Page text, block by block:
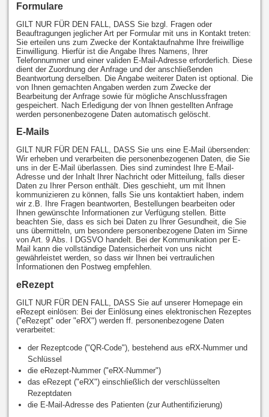
Formulare
GILT NUR FÜR DEN FALL, DASS Sie bzgl. Fragen oder
Beauftragungen jeglicher Art per Formular mit uns in Kontakt treten:
Sie erteilen uns zum Zwecke der Kontaktaufnahme Ihre freiwillige
Einwilligung. Hierfür ist die Angabe Ihres Namens, Ihrer
Telefonnummer und einer validen E-Mail-Adresse erforderlich. Diese
dient der Zuordnung der Anfrage und der anschließenden
Beantwortung derselben. Die Angabe weiterer Daten ist optional. Die
von Ihnen gemachten Angaben werden zum Zwecke der
Bearbeitung der Anfrage sowie für mögliche Anschlussfragen
gespeichert. Nach Erledigung der von Ihnen gestellten Anfrage
werden personenbezogene Daten automatisch gelöscht.
E-Mails
GILT NUR FÜR DEN FALL, DASS Sie uns eine E-Mail übersenden:
Wir erheben und verarbeiten die personenbezogenen Daten, die Sie
uns in der E-Mail überlassen. Dies sind zumindest Ihre E-Mail-
Adresse und der Inhalt Ihrer Nachricht oder Mitteilung, falls dieser
Daten zu Ihrer Person enthält. Dies geschieht, um mit Ihnen
kommunizieren zu können, falls Sie uns kontaktiert haben, indem
wir z.B. Ihre Fragen beantworten, Bestellungen bearbeiten oder
Ihnen gewünschte Informationen zur Verfügung stellen. Bitte
beachten Sie, dass es sich bei Daten zu Ihrer Gesundheit, die Sie
uns übermitteln, um besondere personenbezogene Daten im Sinne
von Art. 9 Abs. I DGSVO handelt. Bei der Kommunikation per E-
Mail kann die vollständige Datensicherheit von uns nicht
gewährleistet werden, so dass wir Ihnen bei vertraulichen
Informationen den Postweg empfehlen.
eRezept
GILT NUR FÜR DEN FALL, DASS Sie auf unserer Homepage ein
eRezept einlösen: Bei der Einlösung eines elektronischen Rezeptes
("eRezept" oder "eRX") werden ff. personenbezogene Daten
verarbeitet:
der Rezeptcode ("QR-Code"), bestehend aus eRX-Nummer und
Schlüssel
die eRezept-Nummer ("eRX-Nummer")
das eRezept ("eRX") einschließlich der verschlüsselten
Rezeptdaten
die E-Mail-Adresse des Patienten (zur Authentifizierung)